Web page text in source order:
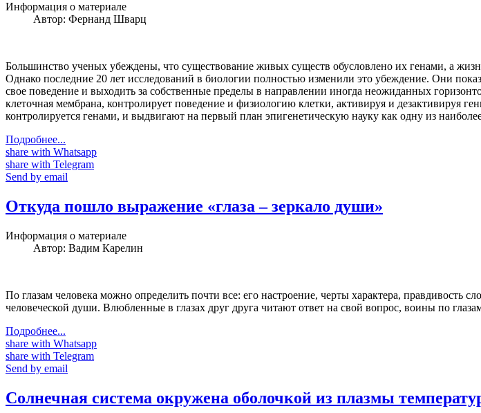
Информация о материале
Автор: Фернанд Шварц
Большинство ученых убеждены, что существование живых существ обусловлено их генами, а
Однако последние 20 лет исследований в биологии полностью изменили это убеждение. Они
свое поведение и выходить за собственные пределы в направлении иногда неожиданных
клеточная мембрана, контролирует поведение и физиологию клетки, активируя и
контролируется генами, и выдвигают на первый план эпигенетическую науку как одну из
Подробнее...
share with Whatsapp
share with Telegram
Send by email
Откуда пошло выражение «глаза – зеркало души»
Информация о материале
Автор: Вадим Карелин
По глазам человека можно определить почти все: его настроение, черты характера, правдивость
человеческой души. Влюбленные в глазах друг друга читают ответ на свой вопрос, воины по
Подробнее...
share with Whatsapp
share with Telegram
Send by email
Солнечная система окружена оболочкой из плазмы